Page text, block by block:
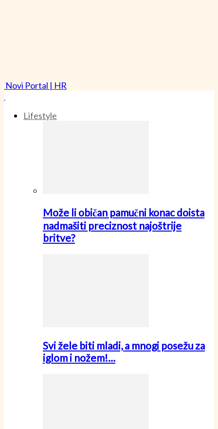
Novi Portal | HR
Lifestyle
Može li običan pamučni konac doista
nadmašiti preciznost najoštrije
britve?
Svi žele biti mladi, a mnogi posežu za
iglom i nožem!…